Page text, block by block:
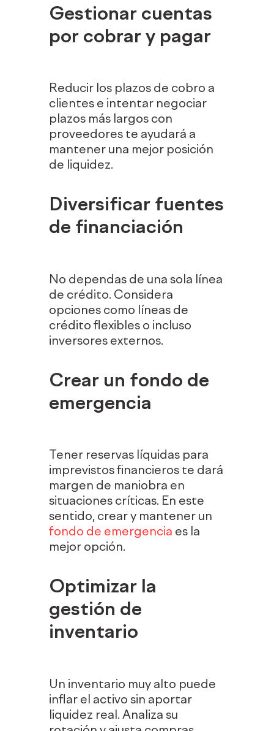
Gestionar cuentas
por cobrar y pagar
Reducir los plazos de cobro a
clientes e intentar negociar
plazos más largos con
proveedores te ayudará a
mantener una mejor posición
de liquidez.
Diversificar fuentes
de financiación
No dependas de una sola línea
de crédito. Considera
opciones como líneas de
crédito flexibles o incluso
inversores externos.
Crear un fondo de
emergencia
Tener reservas líquidas para
imprevistos financieros te dará
margen de maniobra en
situaciones críticas. En este
sentido, crear y mantener un
fondo de emergencia es la
mejor opción.
Optimizar la
gestión de
inventario
Un inventario muy alto puede
inflar el activo sin aportar
liquidez real. Analiza su